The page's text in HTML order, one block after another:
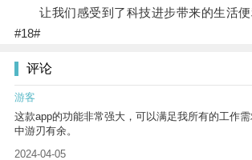
让我们感受到了科技进步带来的生活便
#18#
评论
游客
这款app的功能非常强大，可以满足我所有的工作
中游刃有余。
2024-04-05